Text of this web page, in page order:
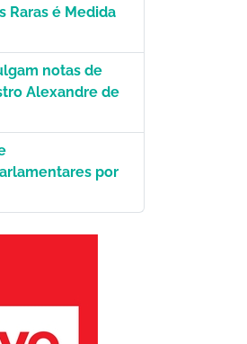
Raras é Medida
notas de
Alexandre de
por